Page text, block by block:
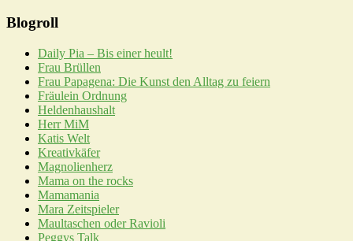
Blogroll
Daily Pia – Bis einer heult!
Frau Brüllen
Frau Papagena: Die Kunst den Alltag zu feiern
Fräulein Ordnung
Heldenhaushalt
Herr MiM
Katis Welt
Kreativkäfer
Magnolienherz
Mama on the rocks
Mamamania
Mara Zeitspieler
Maultaschen oder Ravioli
Peggys Talk